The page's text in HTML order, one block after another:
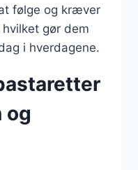
følge og kræver
gør dem
i hverdagene.
og